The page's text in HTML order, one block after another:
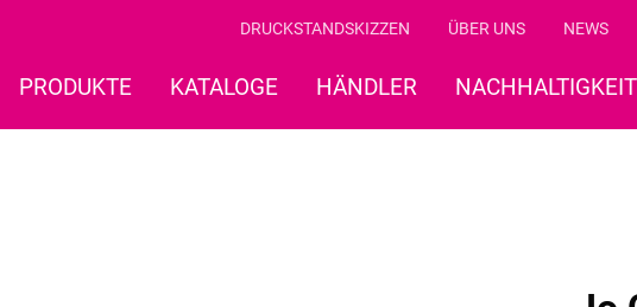
DRUCKSTANDSKIZZEN ÜBER UNS NEWS
PRODUKTE KATALOGE HÄNDLER NACHHALTIGKEIT